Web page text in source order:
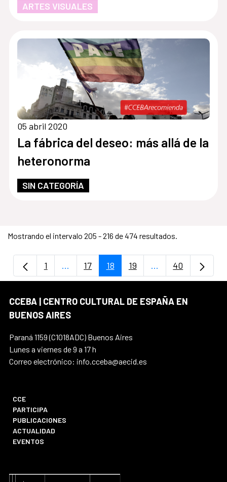
ARTES VISUALES
05 abril 2020
La fábrica del deseo: más allá de la
heteronorma
SIN CATEGORÍA
Mostrando el intervalo 205 - 216 de 474 resultados.
Página
1 ...Páginas intermedias Use TAB para
Página
17 Página
18 Página
19 ...PáginasPágina
40
CCEBA | CENTRO CULTURAL DE ESPAÑA EN
BUENOS AIRES
Paraná 1159 (C1018ADC) Buenos Aires
Lunes a viernes de 9 a 17 h
Correo electrónico: info.cceba@aecid.es
CCE
PARTICIPA
PUBLICACIONES
ACTUALIDAD
EVENTOS